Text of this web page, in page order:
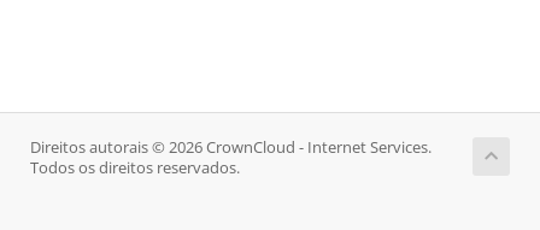
Direitos autorais © 2026 CrownCloud - Internet Services.
Todos os direitos reservados.